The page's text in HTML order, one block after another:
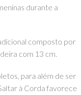
durante a
composto por
com 13 cm.
para além de ser
à Corda favorece